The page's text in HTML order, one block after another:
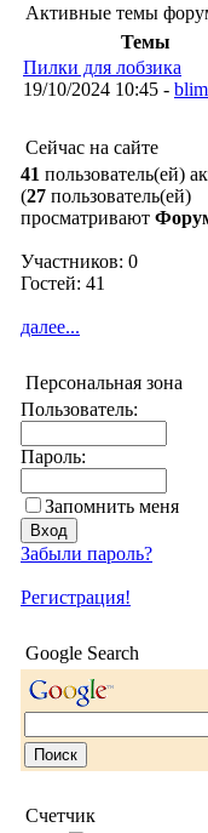
Активные темы
Темы
Пилки для лобзика
19/10/2024 10:45 -
Сейчас на сайте
41 пользователь(ей)
(27 пользователь(ей)
просматривают
Участников: 0
Гостей: 41
далее...
Персональная зона
Пользователь:
Пароль:
Запомнить меня
Забыли пароль?
Регистрация!
Google Search
Счетчик